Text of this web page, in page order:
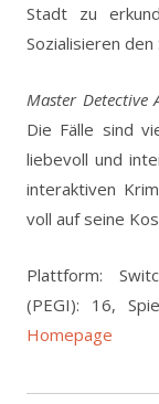
Stadt zu
Sozialisieren den
Master Detective
Die Fälle sind
liebevoll und
interaktiven
voll auf seine
Plattform:
(PEGI): 16,
Homepage